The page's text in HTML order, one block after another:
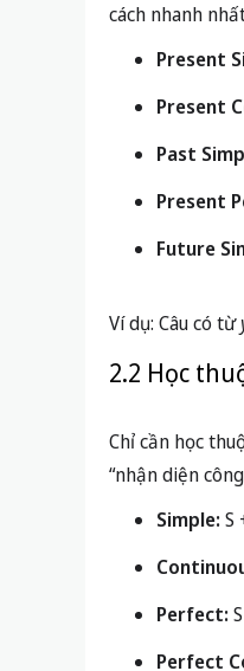
cách nhanh
Present
Present
Past
Present
Future
Ví dụ: Câu có từ
2.2 Học
Chỉ cần học
“nhận diện
Simple:S
Perfect:
Perfect